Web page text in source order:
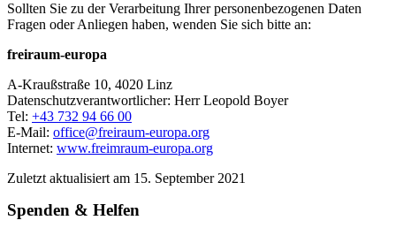
Sollten Sie zu der Verarbeitung Ihrer personenbezogenen Daten
Fragen oder Anliegen haben, wenden Sie sich bitte an:
freiraum-europa
A-Kraußstraße 10, 4020 Linz
Datenschutzverantwortlicher: Herr Leopold Boyer
Tel: +43 732 94 66 00
E-Mail: office@freiraum-europa.org
Internet: www.freimraum-europa.org
Zuletzt aktualisiert am 15. September 2021
Spenden & Helfen